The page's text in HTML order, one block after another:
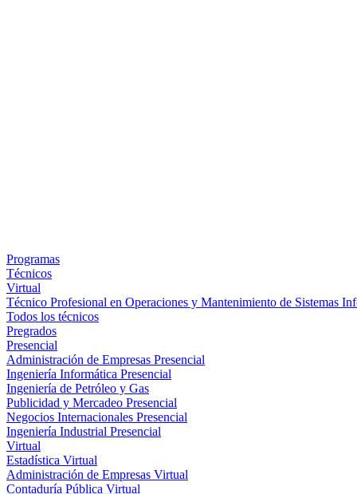
Programas
Técnicos
Virtual
Técnico Profesional en Operaciones y Mantenimiento de Sistemas
Todos los técnicos
Pregrados
Presencial
Administración de Empresas Presencial
Ingeniería Informática Presencial
Ingeniería de Petróleo y Gas
Publicidad y Mercadeo Presencial
Negocios Internacionales Presencial
Ingeniería Industrial Presencial
Virtual
Estadística Virtual
Administración de Empresas Virtual
Contaduría Pública Virtual